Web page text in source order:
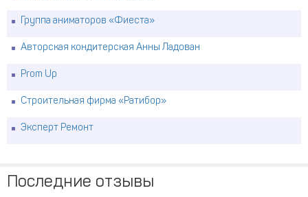
Группа аниматоров «Фиеста»
Авторская кондитерская Анны Ладован
Prom Up
Строительная фирма «Ратибор»
Эксперт Ремонт
Последние отзывы